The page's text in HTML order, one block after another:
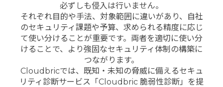
必ずしも侵入は行いません。
それぞれ目的や手法、対象範囲に違いがあり、自社
のセキュリティ課題や予算、求められる精度に応じ
て使い分けることが重要です。両者を適切に使い分
けることで、より強固なセキュリティ体制の構築に
つながります。
Cloudbricでは、既知・未知の脅威に備えるセキュ
リティ診断サービス「Cloudbric 脆弱性診断」を提